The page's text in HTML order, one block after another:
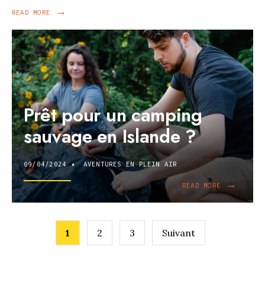
READ MORE →
READ
LES
MARCHÉS
FLOTTANTS
EN
THAÏLANDE
:
UN
TRÉSOR
CACHÉ
À
DÉCOUVRIR
?
Prêt pour un camping
sauvage en Islande ?
09/04/2024 • AVENTURES EN PLEIN AIR
READ MORE →
READ
MORE:
Pagination
1 2 3 Suivant